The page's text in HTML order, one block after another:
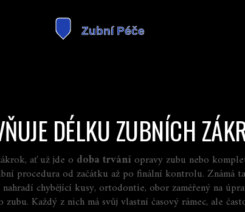
DÉLKU ZUBNÍCH
ať už jde o doba trvání opravy zubu nebo
procedura od začátku až po finální kontrolu. Známá
chybějící kusy, ortodontie, obor zaměřený na
zubu. Každý z nich má svůj vlastní časový rámec, ale